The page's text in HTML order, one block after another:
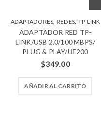
ADAPTADORES, REDES, TP-LINK
ADAPTADOR RED TP-
LINK/USB 2.0/100 MBPS/
PLUG & PLAY/UE200
$349.00
AÑADIR AL CARRITO